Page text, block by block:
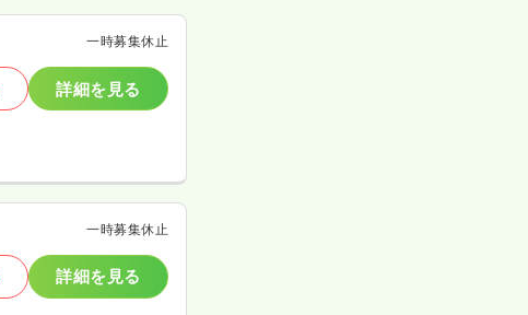
一時募集休止
詳細を見る
一時募集休止
詳細を見る